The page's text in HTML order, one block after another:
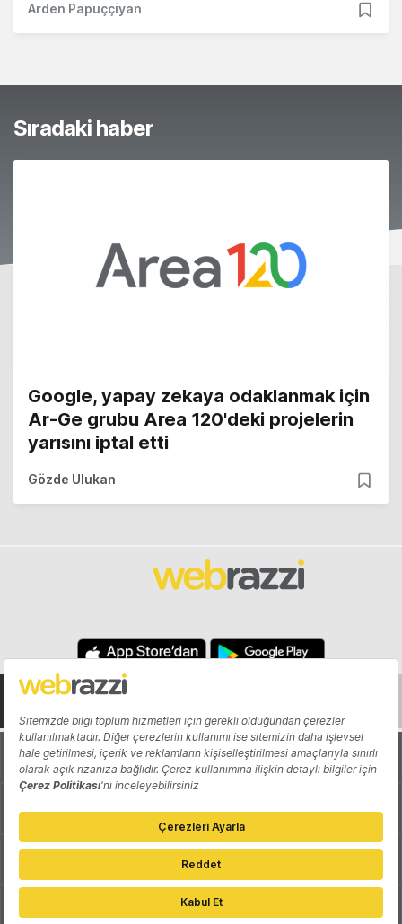
Arden Papuççiyan
Sıradaki haber
Google, yapay zekaya odaklanmak için
Ar-Ge grubu Area 120'deki projelerin
yarısını iptal etti
Gözde Ulukan
Hakkında Yazarlar
Katkıda Bulun Reklam